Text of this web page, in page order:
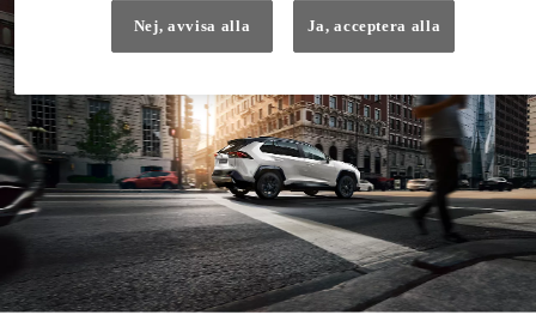
Nej, avvisa alla Ja, acceptera alla